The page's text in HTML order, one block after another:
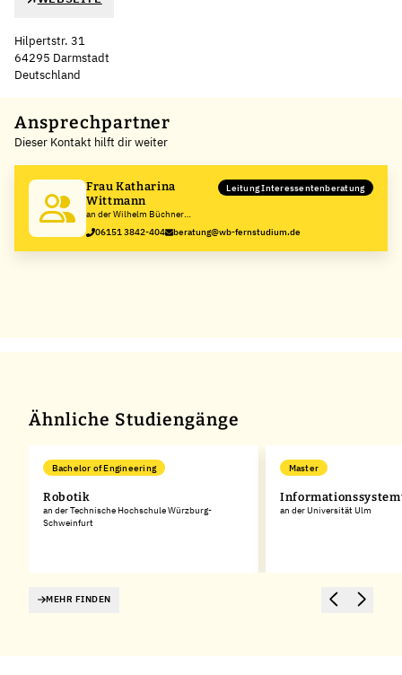
Hilpertstr. 31
64295 Darmstadt
Deutschland
+
−
Ansprechpartner
Dieser Kontakt hilft dir weiter
Frau Katharina
Wittmann
an der Wilhelm Büchner
Hochschule
Leitung Interessentenberatung
06151 3842-404 beratung@wb-fernstudium.de
Ähnliche Studiengänge
Bachelor of Engineering
Robotik
an der Technische Hochschule Würzburg-
Schweinfurt
Master
an der Universität Ulm
MEHR FINDEN